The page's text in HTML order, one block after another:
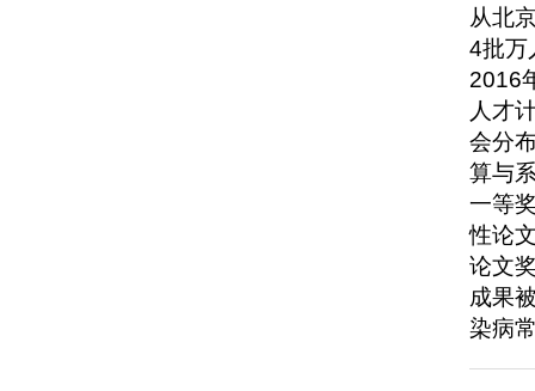
从北
4批万
2016
人才
会分
算与
一等
性论
论文
成果
染病